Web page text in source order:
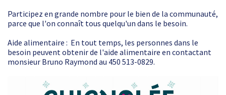
Participez en grande nombre pour le bien de la communauté,
parce que l'on connaît tous quelqu'un dans le besoin.
Aide alimentaire : En tout temps, les personnes dans le
besoin peuvent obtenir de l'aide alimentaire en contactant
monsieur Bruno Raymond au 450 513-0829.